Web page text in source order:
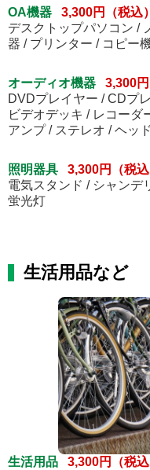
OA機器
3,300円（税込
デスクトップパソコン /
器 / プリンター / コピー
オーディオ機器
3,300
DVDプレイヤー / CDプ
ビデオデッキ / レコーダ
アンプ / ステレオ / ヘッ
照明器具
3,300円（税
電気スタンド / シャンデ
蛍光灯
生活用品など
生活用品
3,300円（税